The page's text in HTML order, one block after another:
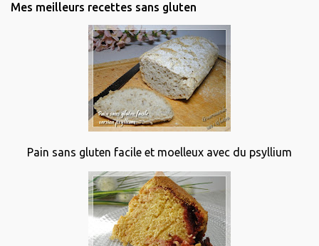
Mes meilleurs recettes sans gluten
Pain sans gluten facile et moelleux avec du psyllium